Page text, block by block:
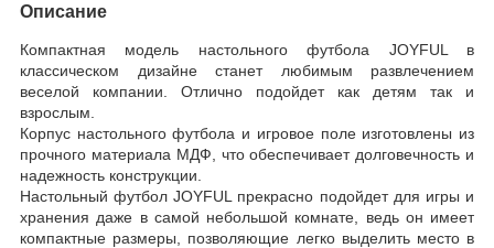
Описание
Компактная модель настольного футбола JOYFUL в
классическом дизайне станет любимым развлечением
веселой компании. Отлично подойдет как детям так и
взрослым.
Корпус настольного футбола и игровое поле изготовлены из
прочного материала МДФ, что обеспечивает долговечность и
надежность конструкции.
Настольный футбол JOYFUL прекрасно подойдет для игры и
хранения даже в самой небольшой комнате, ведь он имеет
компактные размеры, позволяющие легко выделить место в